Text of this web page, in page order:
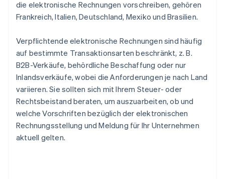
die elektronische Rechnungen vorschreiben, gehören
Frankreich, Italien, Deutschland, Mexiko und Brasilien.
Verpflichtende elektronische Rechnungen sind häufig
auf bestimmte Transaktionsarten beschränkt, z. B.
B2B-Verkäufe, behördliche Beschaffung oder nur
Inlandsverkäufe, wobei die Anforderungen je nach Land
variieren. Sie sollten sich mit Ihrem Steuer- oder
Rechtsbeistand beraten, um auszuarbeiten, ob und
welche Vorschriften bezüglich der elektronischen
Rechnungsstellung und Meldung für Ihr Unternehmen
aktuell gelten.